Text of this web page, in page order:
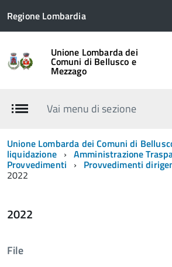
Regione Lombardia
Unione Lombarda dei
Comuni di Bellusco e
Mezzago
Vai menu di sezione
Unione Lombarda dei Comuni di
liquidazione Amministrazione
Provvedimenti Provvedimenti
2022
2022
File